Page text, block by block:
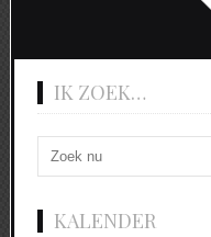
IK ZOEK…
KALENDER